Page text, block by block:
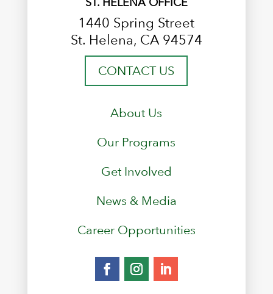
1440 Spring Street
St. Helena, CA 94574
CONTACT US
About Us
Our Programs
Get Involved
News & Media
Career Opportunities